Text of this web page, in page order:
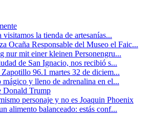
la tienda de artesanías...
Ocaña Responsable del Museo el Faic...
nur mit einer kleinen Personengru...
de San Ignacio, nos recibió s...
96.1 martes 32 de diciem...
y lleno de adrenalina en el...
Donald Trump
personaje y no es Joaquin Phoenix
alimento balanceado: estás conf...